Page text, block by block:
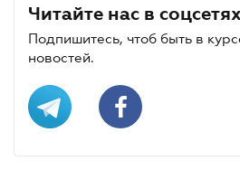
Читайте нас в
Подпишитесь, чтоб быть в
новостей.